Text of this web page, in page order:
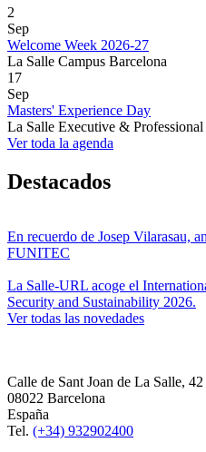
2
Sep
Welcome Week 2026-27
La Salle Campus Barcelona
17
Sep
Masters' Experience Day
La Salle Executive & Professional
Ver toda la agenda
Destacados
En recuerdo de Josep Vilarasau,
FUNITEC
La Salle-URL acoge el
Security and Sustainability 2026.
Ver todas las novedades
Calle de Sant Joan de La Salle, 42
08022 Barcelona
España
Tel. (+34) 932902400